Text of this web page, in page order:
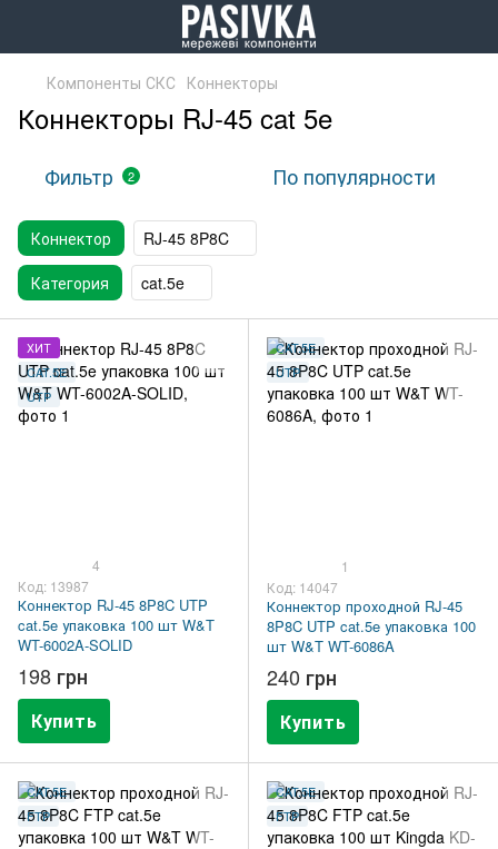
Компоненты СКС Коннекторы
Коннекторы RJ-45 cat 5e
Фильтр 2 По популярности
Коннектор
RJ-45 8P8C
Категория
cat.5e
ХИТ
CAT.5E
UTP
4
Код: 13987
Коннектор RJ-45 8P8C UTP
cat.5e упаковка 100 шт W&T
WT-6002A-SOLID
198 грн
Купить
CAT.5E
UTP
1
Код: 14047
Коннектор проходной RJ-45
8P8C UTP cat.5e упаковка 100
шт W&T WT-6086A
240 грн
Купить
CAT.5E
FTP
CAT.5E
FTP